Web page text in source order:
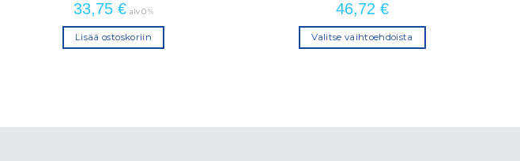
33,75 € alv 0 %
Lisää ostoskoriin
46,72 €
Valitse vaihtoehdoista
muunnelma.